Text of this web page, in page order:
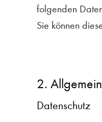
folgenden
Sie können
2.
Datenschutz